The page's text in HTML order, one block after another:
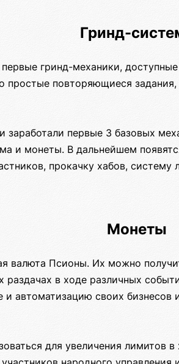
Гринд-
гринд-механики,
простые повторяющиеся
заработали первые 3 базовых
и монеты. В дальнейшем
прокачку хабов,
Монеты
валюта Псионы. Их можно
раздачах в ходе различных
и автоматизацию своих бизнесов
для увеличения лимитов